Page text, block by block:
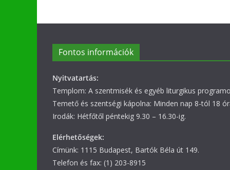
Fontos információk
Nyitvatartás:
Templom: A szentmisék és egyéb liturgikus
Temető és szentségi kápolna: Minden nap 8-tól 18
Irodák: Hétfőtől péntekig 9.30 – 16.30-ig.
Elérhetőségek:
Címünk: 1115 Budapest, Bartók Béla út 149.
Telefon és fax: (1) 203-8915